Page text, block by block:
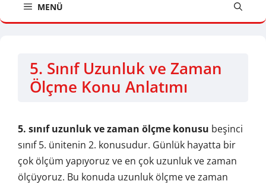
MENÜ
5. Sınıf Uzunluk ve Zaman
Ölçme Konu Anlatımı
5. sınıf uzunluk ve zaman ölçme konusu beşinci
sınıf 5. ünitenin 2. konusudur. Günlük hayatta bir
çok ölçüm yapıyoruz ve en çok uzunluk ve zaman
ölçüyoruz. Bu konuda uzunluk ölçme ve zaman